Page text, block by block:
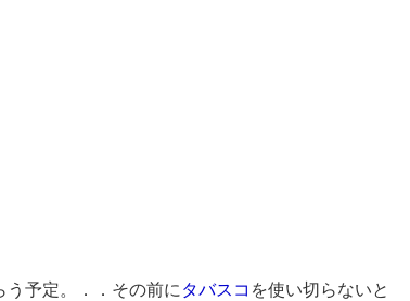
予定。．．その前に タバスコ を使い切らないと